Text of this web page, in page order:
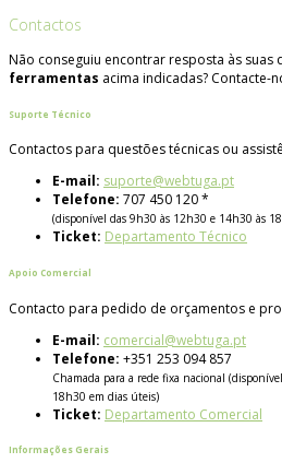
Contactos
Não conseguiu encontrar resposta às
ferramentas acima indicadas? Contacte-
Suporte Técnico
Contactos para questões técnicas ou
E-mail: suporte@webtuga.pt
Telefone: 707 450 120 *
(disponível das 9h30 às 12h30 e 14h30 às
Ticket: Departamento Técnico
Apoio Comercial
Contacto para pedido de orçamentos e
E-mail: comercial@webtuga.pt
Telefone: +351 253 094 857
Chamada para a rede fixa nacional
18h30 em dias úteis)
Ticket: Departamento Comercial
Informações Gerais